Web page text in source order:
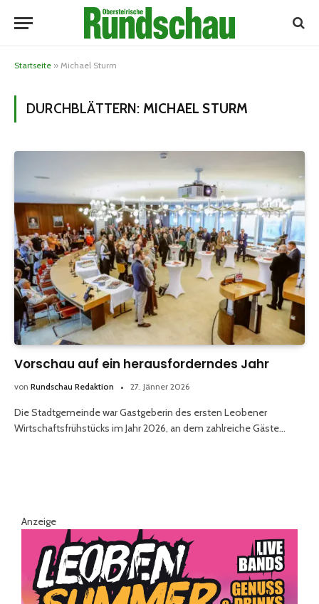
Startseite » Michael Sturm
DURCHBLÄTTERN: MICHAEL STURM
Vorschau auf ein herausforderndes Jahr
von Rundschau Redaktion 27. Jänner 2026
Die Stadtgemeinde war Gastgeberin des ersten Leobener
Wirtschaftsfrühstücks im Jahr 2026, an dem zahlreiche Gäste…
Anzeige